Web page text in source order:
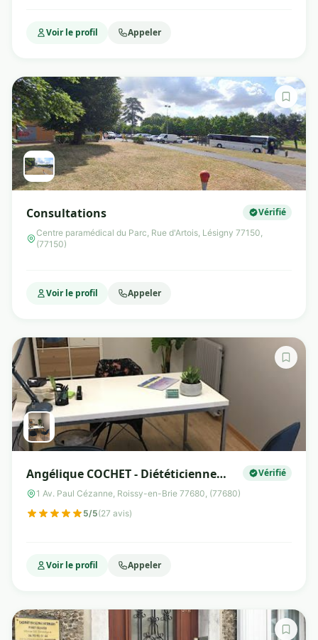
Voir le profil Appeler
Consultations Vérifié
Centre paramédical du Parc, Rue d'Artois, Lésigny 77150,
(77150)
Voir le profil Appeler
Angélique COCHET - Diététicienne
Nutritionniste à Roissy en brie
Vérifié
1 Av. Paul Cézanne, Roissy-en-Brie 77680, (77680)
5/5(27 avis)
Voir le profil Appeler